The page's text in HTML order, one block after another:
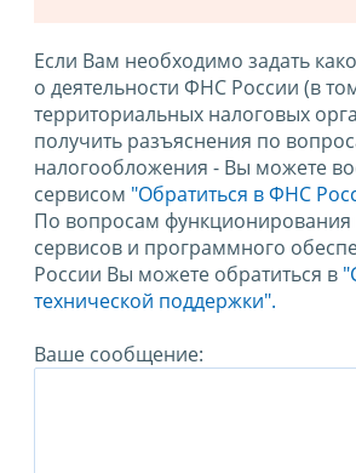
Если Вам необходимо задать
о деятельности ФНС России (в
территориальных налоговых
получить разъяснения по
налогообложения - Вы можете
сервисом "Обратиться в ФНС
По вопросам функционирования
сервисов и программного
России Вы можете обратиться в
технической поддержки".
Ваше сообщение: